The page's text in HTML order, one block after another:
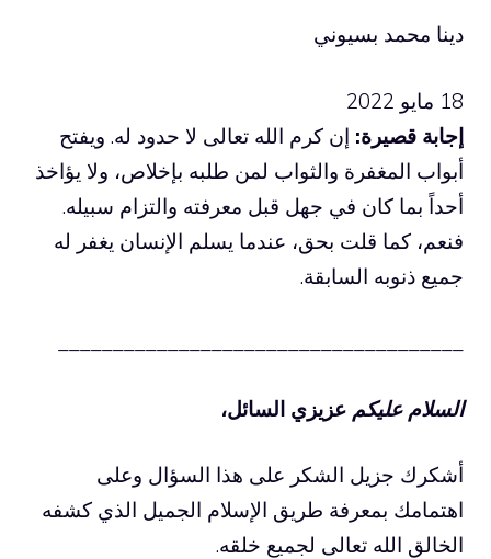
دينا محمد بسيوني
18 مايو 2022
إجابة قصيرة: إن كرم الله تعالى لا حدود له. ويفتح
أبواب المغفرة والثواب لمن طلبه بإخلاص، ولا يؤاخذ
أحداً بما كان في جهل قبل معرفته والتزام سبيله.
فنعم، كما قلت بحق، عندما يسلم الإنسان يغفر له
جميع ذنوبه السابقة.
السلام عليكم عزيزي السائل،
أشكرك جزيل الشكر على هذا السؤال وعلى
اهتمامك بمعرفة طريق الإسلام الجميل الذي كشفه
الخالق الله تعالى لجميع خلقه.